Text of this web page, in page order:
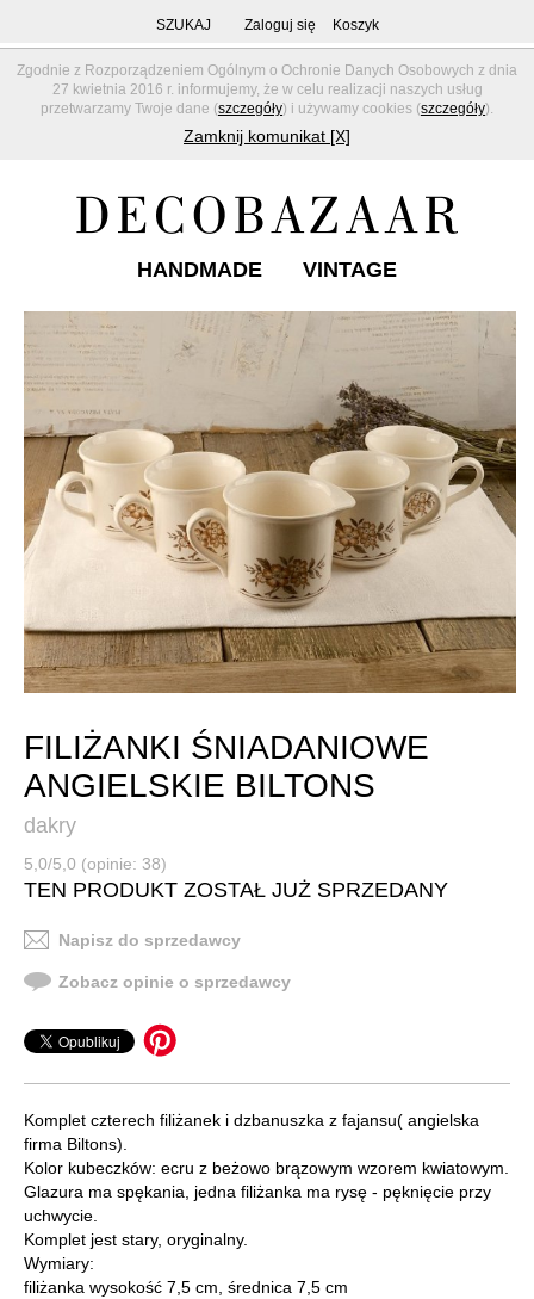
Zgodnie z Rozporządzeniem Ogólnym o Ochronie Danych Osobowych z dnia
27 kwietnia 2016 r. informujemy, że w celu realizacji naszych usług
przetwarzamy Twoje dane (szczegóły) i używamy cookies (szczegóły).
Zamknij komunikat [X]
SZUKAJ Zaloguj się Koszyk
HANDMADE VINTAGE
FILIŻANKI ŚNIADANIOWE
ANGIELSKIE BILTONS
dakry
5,0/5,0 (opinie: 38)
TEN PRODUKT ZOSTAŁ JUŻ SPRZEDANY
Napisz do sprzedawcy
Zobacz opinie o sprzedawcy
Komplet czterech filiżanek i dzbanuszka z fajansu( angielska
firma Biltons).
Kolor kubeczków: ecru z beżowo brązowym wzorem kwiatowym.
Glazura ma spękania, jedna filiżanka ma rysę - pęknięcie przy
uchwycie.
Komplet jest stary, oryginalny.
Wymiary:
filiżanka wysokość 7,5 cm, średnica 7,5 cm